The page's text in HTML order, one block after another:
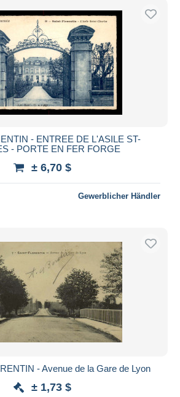
- ENTREE DE L'ASILE ST-
- PORTE EN FER FORGE
± 6,70 $
Gewerblicher Händler
- Avenue de la Gare de Lyon
± 1,73 $